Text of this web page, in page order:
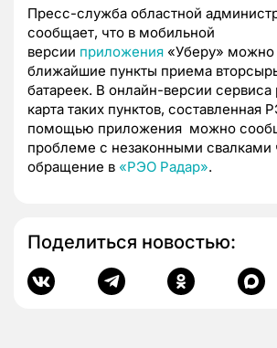
Пресс-служба областной
сообщает, что в мобильной
версии приложения «Уберу» можно
ближайшие пункты приема
батареек. В онлайн-версии
карта таких пунктов, составленная
помощью приложения можно
проблеме с незаконными свалками
обращение в «РЭО Радар».
Поделиться новостью: